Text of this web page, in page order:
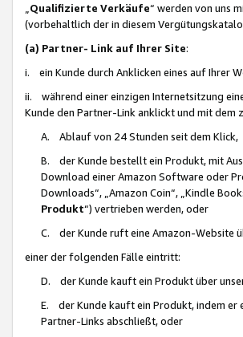
Qualifizierte Verkäufe“ werden von uns
(vorbehaltlich der in diesem
(a) Partner- Link auf Ihrer Site:
i. ein Kunde durch Anklicken eines auf Ihrer
ii. während einer einzigen Internetsitzung
Kunde den Partner-Link anklickt und mit
A. Ablauf von 24 Stunden seit dem Klick,
B. der Kunde bestellt ein Produkt, mit
Download einer Amazon Software oder
Downloads“, „Amazon Coin“, „Kindle
Produkt“) vertrieben werden, oder
C. der Kunde ruft eine Amazon-Website
einer der folgenden Fälle eintritt:
D. der Kunde kauft ein Produkt über
E. der Kunde kauft ein Produkt, indem er
Partner-Links abschließt, oder